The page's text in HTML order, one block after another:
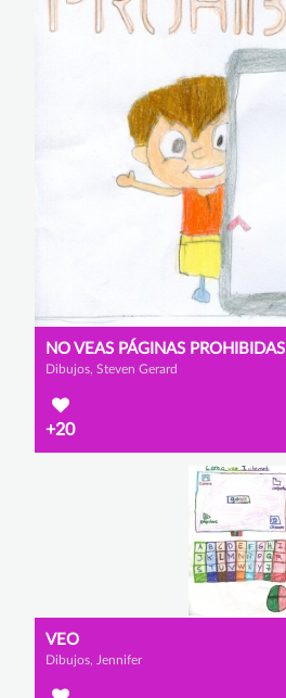
NO VEAS PÁGINAS PROHIBIDAS
Dibujos, Steven Gerard
+20
VEO
Dibujos, Jennifer